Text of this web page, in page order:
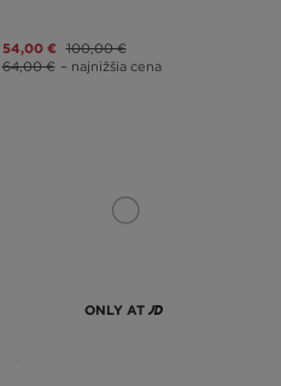
54,00 € 100,00 €
64,00 € – najnižšia cena
ONLY AT